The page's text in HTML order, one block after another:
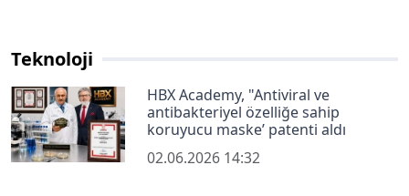
Teknoloji
HBX Academy, "Antiviral ve
antibakteriyel özelliğe sahip
koruyucu maske’ patenti aldı
02.06.2026 14:32